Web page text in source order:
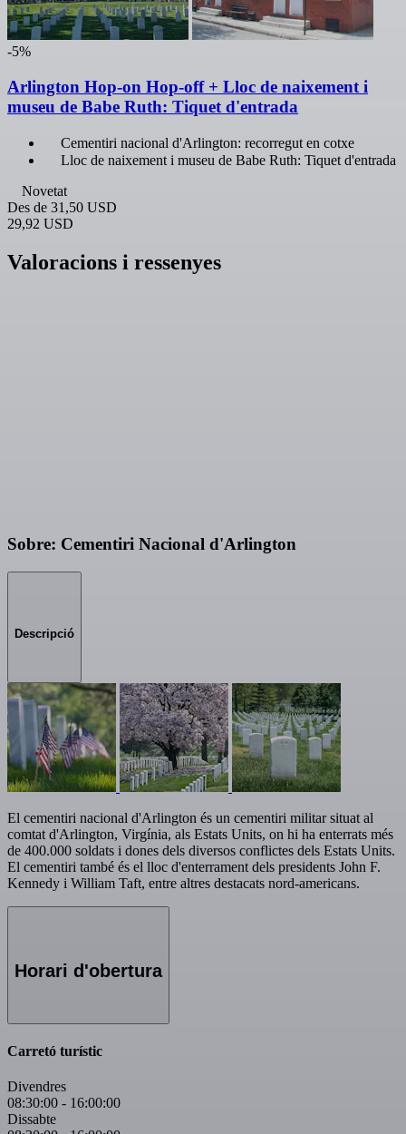
-5%
Arlington Hop-on Hop-off + Lloc de naixement i
museu de Babe Ruth: Tiquet d'entrada
Cementiri nacional d'Arlington: recorregut en cotxe
Lloc de naixement i museu de Babe Ruth: Tiquet d'entrada
Novetat
Des de 31,50 USD
29,92 USD
Valoracions i ressenyes
Sobre: Cementiri Nacional d'Arlington
Descripció
El cementiri nacional d'Arlington és un cementiri militar situat al
comtat d'Arlington, Virgínia, als Estats Units, on hi ha enterrats més
de 400.000 soldats i dones dels diversos conflictes dels Estats Units.
El cementiri també és el lloc d'enterrament dels presidents John F.
Kennedy i William Taft, entre altres destacats nord-americans.
Horari d'obertura
Carretó turístic
Divendres
08:30:00 - 16:00:00
Dissabte